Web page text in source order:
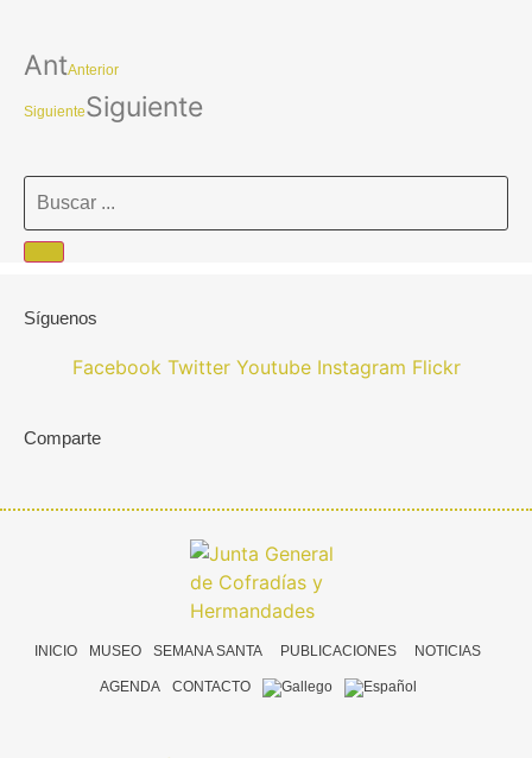
AntAnterior
SiguienteSiguiente
Search
Síguenos
Facebook Twitter Youtube Instagram Flickr
Comparte
INICIO MUSEO SEMANA SANTA PUBLICACIONES NOTICIAS
AGENDA CONTACTO